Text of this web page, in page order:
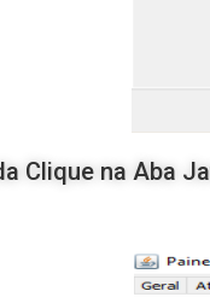
Clique na Aba